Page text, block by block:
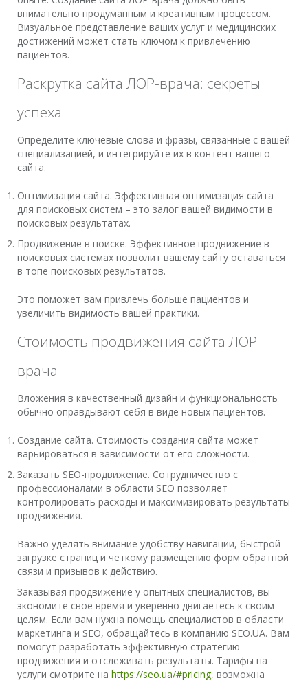
внимательно продуманным и креативным процессом.
Визуальное представление ваших услуг и медицинских
достижений может стать ключом к привлечению
пациентов.
Раскрутка сайта ЛОР-врача: секреты
успеха
Определите ключевые слова и фразы, связанные с вашей
специализацией, и интегрируйте их в контент вашего
сайта.
Оптимизация сайта. Эффективная оптимизация сайта
для поисковых систем – это залог вашей видимости в
поисковых результатах.
Продвижение в поиске. Эффективное продвижение в
поисковых системах позволит вашему сайту оставаться
в топе поисковых результатов.
Это поможет вам привлечь больше пациентов и
увеличить видимость вашей практики.
Стоимость продвижения сайта ЛОР-
врача
Вложения в качественный дизайн и функциональность
обычно оправдывают себя в виде новых пациентов.
Создание сайта. Стоимость создания сайта может
варьироваться в зависимости от его сложности.
Заказать SEO-продвижение. Сотрудничество с
профессионалами в области SEO позволяет
контролировать расходы и максимизировать результаты
продвижения.
Важно уделять внимание удобству навигации, быстрой
загрузке страниц и четкому размещению форм обратной
связи и призывов к действию.
Заказывая продвижение у опытных специалистов, вы
экономите свое время и уверенно двигаетесь к своим
целям. Если вам нужна помощь специалистов в области
маркетинга и SEO, обращайтесь в компанию SEO.UA. Вам
помогут разработать эффективную стратегию
продвижения и отслеживать результаты. Тарифы на
услуги смотрите на https://seo.ua/#pricing, возможна